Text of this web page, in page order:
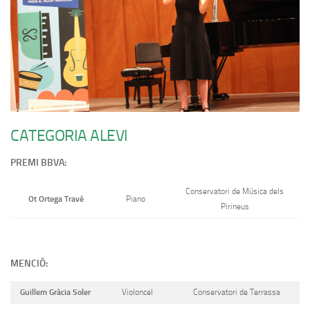
CATEGORIA ALEVI
PREMI BBVA:
Ot Ortega Travé Piano
Conservatori de Música dels
Pirineus
MENCIÓ:
Guillem Gràcia Soler Violoncel Conservatori de Terrassa